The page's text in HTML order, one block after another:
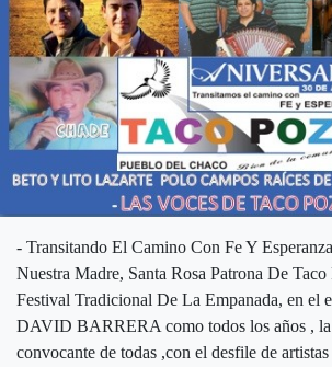
- Transitando El Camino Con Fe Y
Nuestra Madre, Santa Rosa Patrona De Taco
Festival Tradicional De La Empanada, en el
DAVID BARRERA como todos los años , la
convocante de todas ,con el desfile de